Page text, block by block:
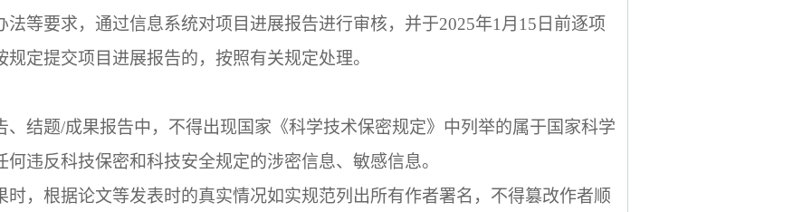
等要求，通过信息系统对项目进展报告进行审核，并于2025年1 月 15 日前逐项
定提交项目进展报告的，按照有关规定处理。
、结题/成果报告中，不得出现国家《科学技术保密规定》中列举的属于国家科学
违反科技保密和科技安全规定的涉密信息、敏感信息。
时，根据论文等发表时的真实情况如实规范列出所有作者署名，不得篡改作者顺